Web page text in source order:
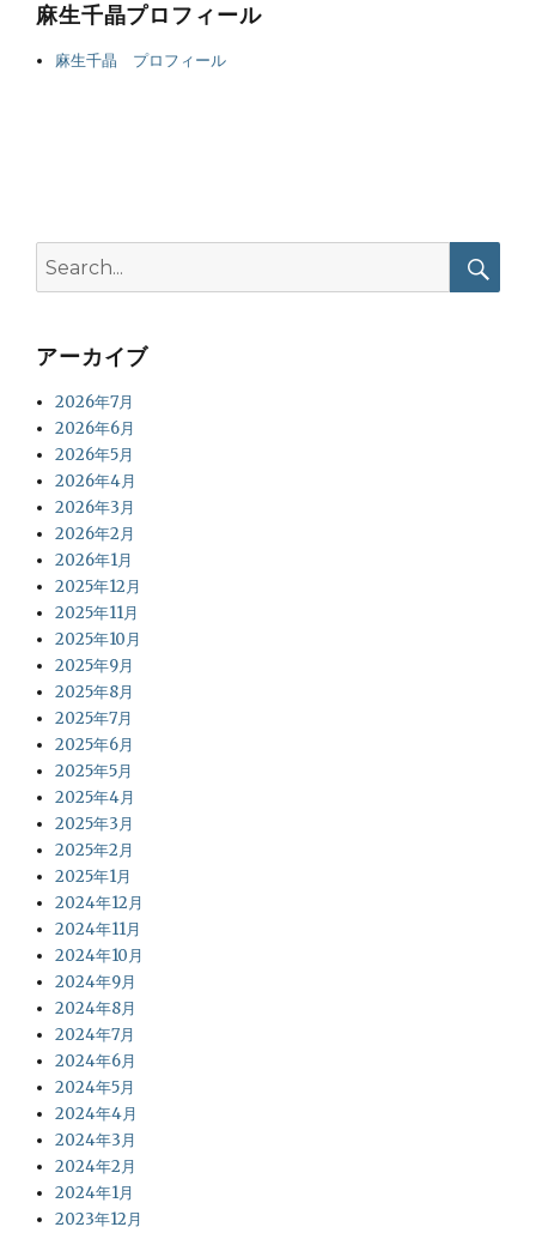
麻生千晶プロフィール
麻生千晶 プロフィール
for:
アーカイブ
2026年7月
2026年6月
2026年5月
2026年4月
2026年3月
2026年2月
2026年1月
2025年12月
2025年11月
2025年10月
2025年9月
2025年8月
2025年7月
2025年6月
2025年5月
2025年4月
2025年3月
2025年2月
2025年1月
2024年12月
2024年11月
2024年10月
2024年9月
2024年8月
2024年7月
2024年6月
2024年5月
2024年4月
2024年3月
2024年2月
2024年1月
2023年12月